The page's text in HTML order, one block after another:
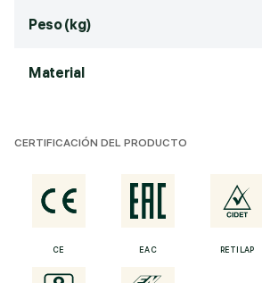
Peso (kg)
Material
CERTIFICACIÓN DEL PRODUCTO
CE EAC RETILAP